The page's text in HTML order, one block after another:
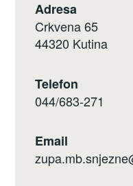
Adresa
Crkvena 65
44320 Kutina
Telefon
044/683-271
Email